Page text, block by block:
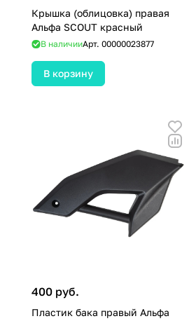
Крышка (облицовка) правая
Альфа SCOUT красный
В наличииАрт. 00000023877
В корзину
400 руб.
Пластик бака правый Альфа